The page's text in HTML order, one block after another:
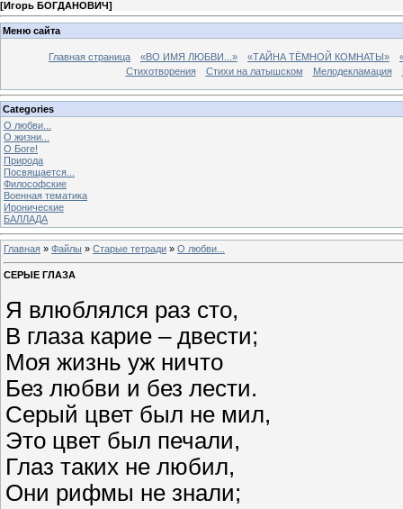
[Игорь БОГДАНОВИЧ]
Меню сайта
Главная страница «ВО ИМЯ ЛЮБВИ...» «ТАЙНА ТЁМНОЙ КОМНАТЫ»
Стихотворения
Стихи на латышском Мелодекламация
Categories
О любви...
О жизни...
О Боге!
Природа
Посвящается...
Философские
Военная тематика
Иронические
БАЛЛАДА
Главная » Файлы » Старые тетради » О любви...
СЕРЫЕ ГЛАЗА
Я влюблялся раз сто,
В глаза карие – двести;
Моя жизнь уж ничто
Без любви и без лести.
Серый цвет был не мил,
Это цвет был печали,
Глаз таких не любил,
Они рифмы не знали;